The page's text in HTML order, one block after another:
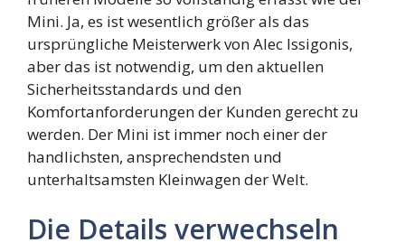
Mini. Ja, es ist wesentlich größer als das
ursprüngliche Meisterwerk von Alec Issigonis,
aber das ist notwendig, um den aktuellen
Sicherheitsstandards und den
Komfortanforderungen der Kunden gerecht zu
werden. Der Mini ist immer noch einer der
handlichsten, ansprechendsten und
unterhaltsamsten Kleinwagen der Welt.
Die Details verwechseln